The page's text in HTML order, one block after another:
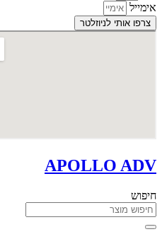
אימייל
צרפו אותי לניוזלטר
APOLLO ADV
חיפוש